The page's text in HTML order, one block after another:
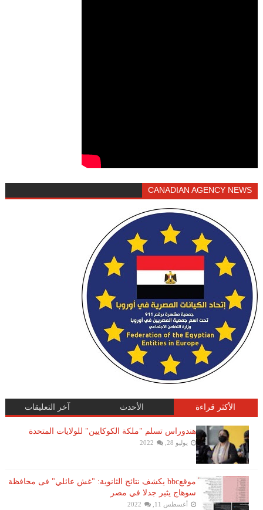
CANADIAN AGENCY NEWS
الأكثر قراءة الأحدث آخر التعليقات
هندوراس تسلم "ملكة الكوكايين" للولايات المتحدة
يوليو 28, 2022
موقعbbc يكشف نتائج الثانوية: "غش عائلي" فى محافظة
سوهاج يثير جدلا في مصر
أغسطس 11, 2022